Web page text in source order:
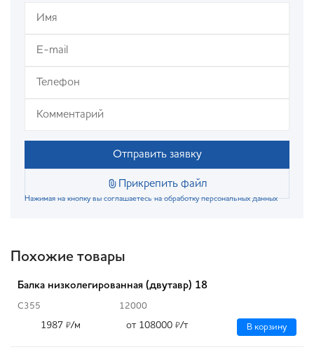
Отправить заявку
Прикрепить файл
Нажимая на кнопку вы соглашаетесь на обработку персональных данных
Похожие товары
Балка низколегированная (двутавр) 18
С355 12000
1987 ₽/м от 108000 ₽/т В корзину